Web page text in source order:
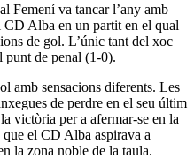
Femení va tancar l’any amb
Alba en un partit en el qual
de gol. L’únic tant del xoc
punt de penal (1-0).
amb sensacions diferents. Les
de perdre en el seu últim
victòria per a afermar-se en la
el CD Alba aspirava a
la zona noble de la taula.